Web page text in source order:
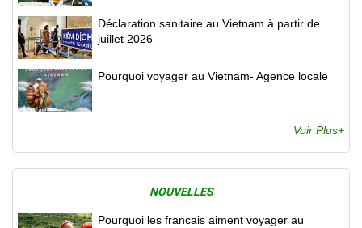
Déclaration sanitaire au Vietnam à partir de
juillet 2026
Pourquoi voyager au Vietnam- Agence locale
Voir Plus+
NOUVELLES
Pourquoi les francais aiment voyager au